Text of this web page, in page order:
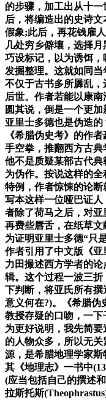
的步骤，加工出从十
后，将编造出的史诗
假象;此后，再花钱雇
几处穷乡僻壤，选择
巧设标记，以为诱饵
发掘整理。这就如同当
不仅于古书多所羼乱
后世。作者若能以康
圆其说，倒是一个更加
亚里士多德也是伪造的
《希腊伪史考》的作
手空拳，推翻西方古典
他不是质疑某部古代
为伪作。按说这样的
特例，作者惊悚的论
写本这样一位哑巴证
者除了荷马之后，对
再费些唇舌，在纸草文
为证明亚里士多德“只
作者引用了中文版《
力田撮述西方学者的
辑。这个过程一波三
下判断，将亚氏所有撰
意义何在?)。《希腊伪
教授存疑的口吻，一下
为更好说明，我先简
的人物众多，所以无
源，是希腊地理学家斯
其《地理志》一书中
(应当包括自己的撰述
拉斯托斯